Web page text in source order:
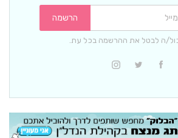
הרשמה
ה לבטל את ההרשמה בכל עת.